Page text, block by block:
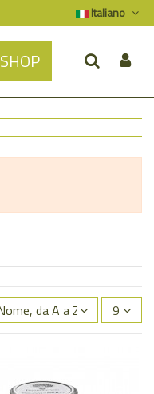
Italiano
SHOP
da A a Z 9